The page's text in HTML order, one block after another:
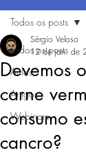
Todos os posts
Aulas
Artigos
Webinars
Todos os posts
Devemos
carne
consumo
cancro?
Sérgio Veloso
12 de jan. de